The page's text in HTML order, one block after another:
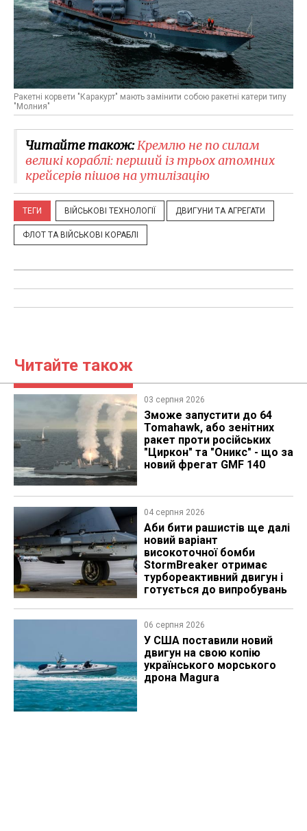
Ракетні корвети "Каракурт" мають замінити собою ракетні катери типу
"Молния"
Читайте також:Кремлю не по силам
великі кораблі: перший із трьох атомних
крейсерів пішов на утилізацію
ТЕГИ ВІЙСЬКОВІ ТЕХНОЛОГІЇ ДВИГУНИ ТА АГРЕГАТИ
ФЛОТ ТА ВІЙСЬКОВІ КОРАБЛІ
Читайте також
03 серпня 2026
Зможе запустити до 64
Tomahawk, або зенітних
ракет проти російських
"Циркон" та "Оникс" - що за
новий фрегат GMF 140
04 серпня 2026
Аби бити рашистів ще далі
новий варіант
високоточної бомби
StormBreaker отримає
турбореактивний двигун і
готується до випробувань
06 серпня 2026
У США поставили новий
двигун на свою копію
українського морського
дрона Magura